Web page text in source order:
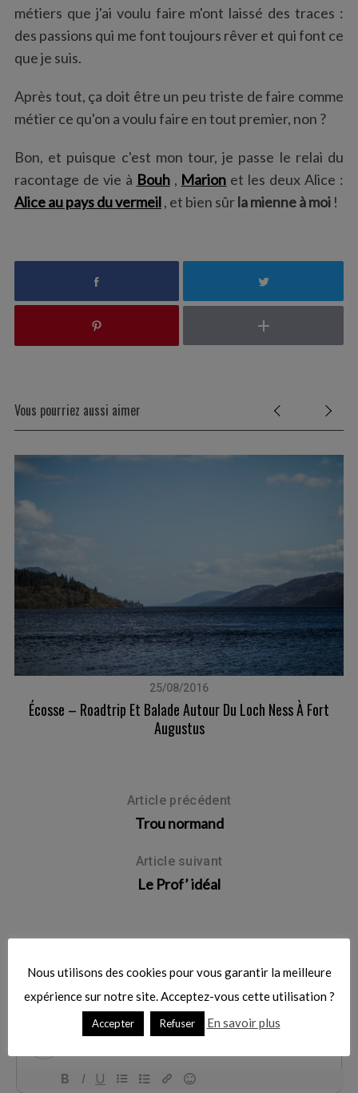
métiers que j'ai voulu faire m'ont laissé des traces :
des passions qui me font toujours rêver et qui font ce
que je suis.
Après tout, ça doit être un peu triste de faire comme
métier ce qu'on a voulu faire en tout premier, non ?
Bon, et puisque c'est mon tour, je passe le relai du
racontage de vie à Bouh, Marion et les deux Alice :
Alice au pays du vermeil, et bien sûrla mienne à moi!
Vous pourriez aussi aimer
25/08/2016
Écosse – Roadtrip Et Balade Autour Du Loch Ness À Fort
Augustus
Article précédent
Trou normand
Article suivant
Le Prof’ idéal
S
e
a
r
h
Nous utilisons des cookies pour vous garantir la meilleure
expérience sur notre site. Acceptez-vous cette utilisation ?
Accepter Refuser En savoir plus